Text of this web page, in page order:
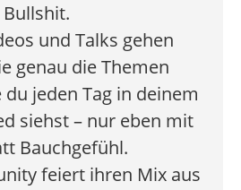
und Talks gehen
genau die Themen
jeden Tag in deinem
siehst – nur eben mit
Bauchgefühl.
feiert ihren Mix aus